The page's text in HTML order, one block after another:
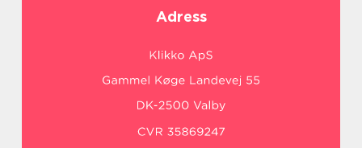
Adress